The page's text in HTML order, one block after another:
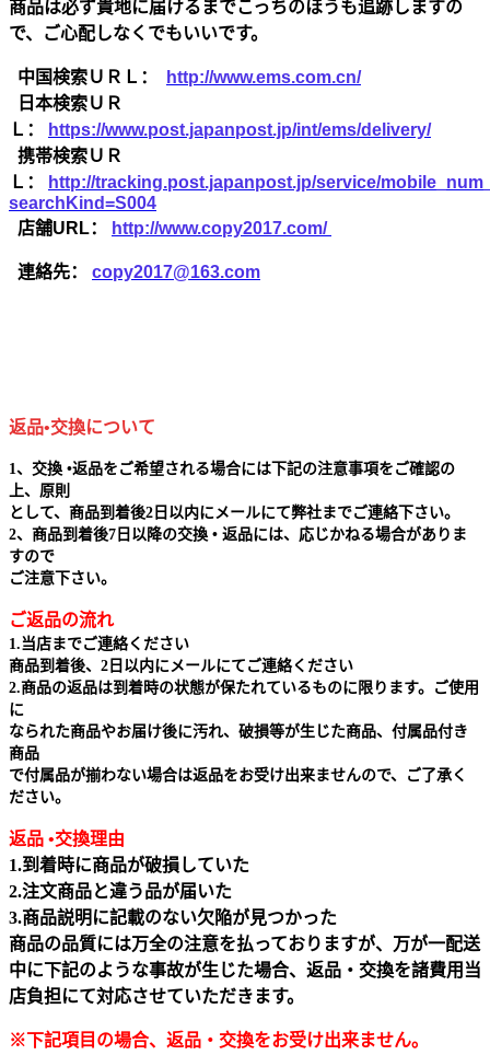
商品は必ず貴地に届けるまでこっちのほうも追跡しますの
で、ご心配しなくでもいいです。
中国検索ＵＲＬ：
http://www.ems.com.cn/
日本検索ＵＲ
Ｌ：
https://www.post.japanpost.jp/int/ems/delivery/
携帯検索ＵＲ
Ｌ：
http://tracking.post.japanpost.jp/service/
searchKind=S004
店舗URL：
http://www.copy2017.com/
連絡先： copy2017@163.com
返品•交換について
1、交換 •返品をご希望される場合には下記の注意事項をご確認の
上、原則
として、商品到着後2日以内にメールにて弊社までご連絡下さい。
2、商品到着後7日以降の交換 • 返品には、応じかねる場合がありま
すので
ご注意下さい。
ご返品の流れ
1.当店までご連絡ください
商品到着後、2日以内にメールにてご連絡ください
2.商品の返品は到着時の状態が保たれているものに限ります。ご使用
に
なられた商品やお届け後に汚れ、破損等が生じた商品、付属品付き
商品
で付属品が揃わない場合は返品をお受け出来ませんので、ご了承く
ださい。
返品 •交換理由
1.到着時に商品が破損していた
2.注文商品と違う品が届いた
3.商品説明に記載のない欠陥が見つかった
商品の品質には万全の注意を払っておりますが、万が一配送
中に下記のような事故が生じた場合、返品・交換を諸費用当
店負担にて対応させていただきます。
※下記項目の場合、返品・交換をお受け出来ません｡